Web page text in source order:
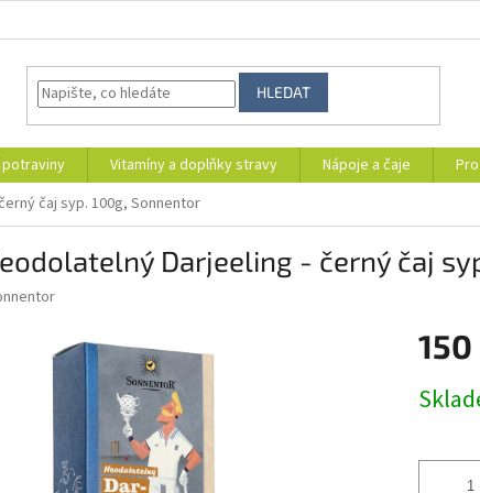
HLEDAT
Vitamíny a doplňky stravy Nápoje a čaje
čaj syp. 100g, Sonnentor
Darjeeling - černý čaj
150
cena: